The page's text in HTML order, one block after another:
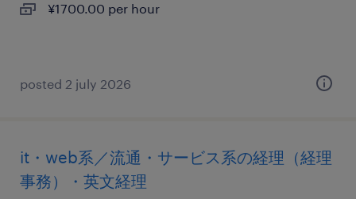
¥1700.00 per hour
posted 2 july 2026
it・web系／流通・サービス系の経理（経理
事務）・英文経理